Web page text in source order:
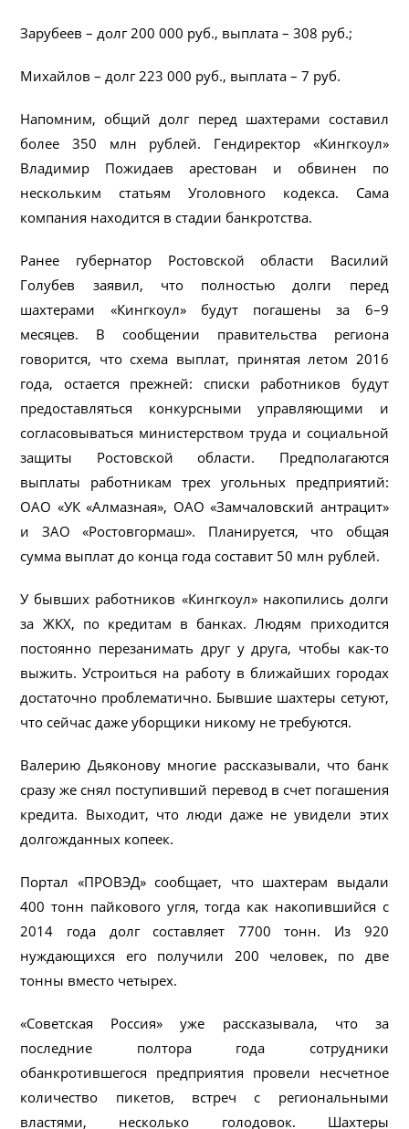
Зарубеев – долг 200 000 руб., выплата – 308 руб.;
Михайлов – долг 223 000 руб., выплата – 7 руб.
Напомним, общий долг перед шахтерами составил
более 350 млн рублей. Гендиректор «Кингкоул»
Владимир Пожидаев арестован и обвинен по
нескольким статьям Уголовного кодекса. Сама
компания находится в стадии банкротства.
Ранее губернатор Ростовской области Василий
Голубев заявил, что полностью долги перед
шахтерами «Кингкоул» будут погашены за 6–9
месяцев. В сообщении правительства региона
говорится, что схема выплат, принятая летом 2016
года, остается прежней: списки работников будут
предоставляться конкурсными управляющими и
согласовываться министерством труда и социальной
защиты Ростовской области. Предполагаются
выплаты работникам трех угольных предприятий:
ОАО «УК «Алмазная», ОАО «Замчаловский антрацит»
и ЗАО «Ростовгормаш». Планируется, что общая
сумма выплат до конца года составит 50 млн рублей.
У бывших работников «Кингкоул» накопились долги
за ЖКХ, по кредитам в банках. Людям приходится
постоянно перезанимать друг у друга, чтобы как-то
выжить. Устроиться на работу в ближайших городах
достаточно проблематично. Бывшие шахтеры сетуют,
что сейчас даже уборщики никому не требуются.
Валерию Дьяконову многие рассказывали, что банк
сразу же снял поступивший перевод в счет погашения
кредита. Выходит, что люди даже не увидели этих
долгожданных копеек.
Портал «ПРОВЭД» сообщает, что шахтерам выдали
400 тонн пайкового угля, тогда как накопившийся с
2014 года долг составляет 7700 тонн. Из 920
нуждающихся его получили 200 человек, по две
тонны вместо четырех.
«Советская Россия» уже рассказывала, что за
последние полтора года сотрудники
обанкротившегося предприятия провели несчетное
количество пикетов, встреч с региональными
властями, несколько голодовок. Шахтеры